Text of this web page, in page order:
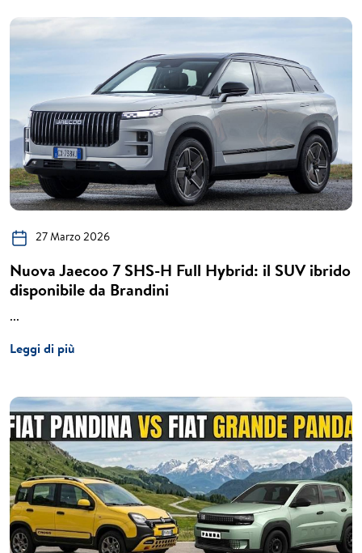
27 Marzo 2026
Nuova Jaecoo 7 SHS-H Full Hybrid: il SUV ibrido
disponibile da Brandini
...
Leggi di più